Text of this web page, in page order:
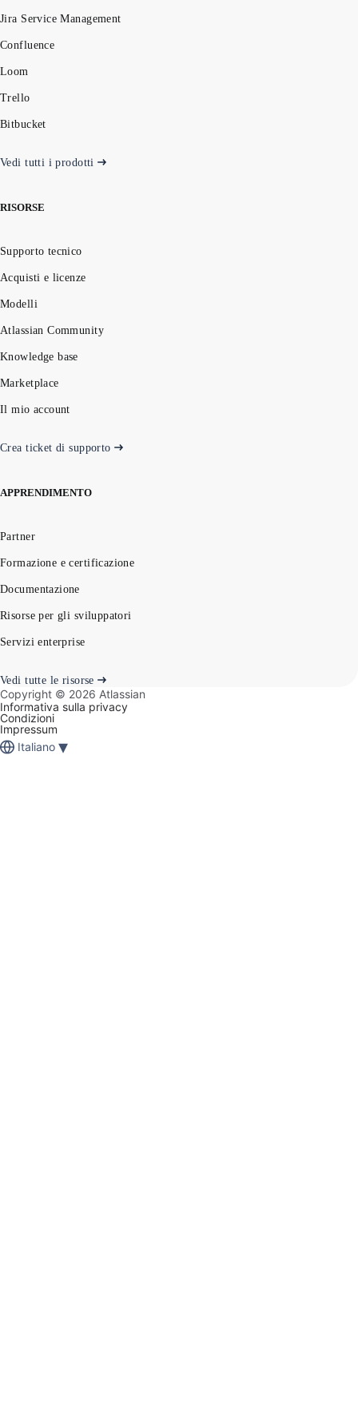
Jira Service Management
Confluence
Loom
Trello
Bitbucket
Vedi tutti i prodotti
RISORSE
Supporto tecnico
Acquisti e licenze
Modelli
Atlassian Community
Knowledge base
Marketplace
Il mio account
Crea ticket di supporto
APPRENDIMENTO
Partner
Formazione e certificazione
Documentazione
Risorse per gli sviluppatori
Servizi enterprise
Vedi tutte le risorse
Copyright © 2026 Atlassian
Informativa sulla privacy
Condizioni
Impressum
Italiano ▾